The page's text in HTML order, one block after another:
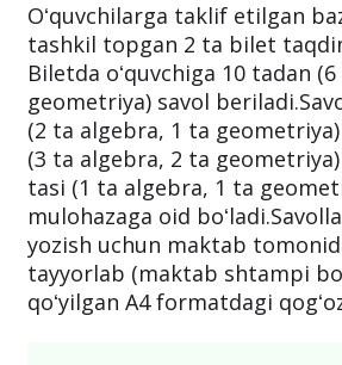
Oʻquvchilarga taklif etilgan
tashkil topgan 2 ta bilet
Biletda oʻquvchiga 10 tadan
geometriya) savol
(2 ta algebra, 1 ta
(3 ta algebra, 2 ta geometriya)
tasi (1 ta algebra, 1 ta
mulohazaga oid
yozish uchun maktab
tayyorlab (maktab shtampi
qoʻyilgan A4 formatdagi